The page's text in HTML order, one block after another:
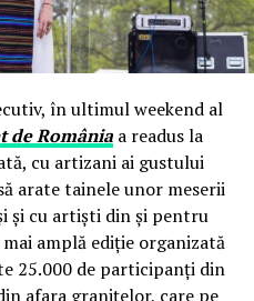
636 de ani de la prima
– terapie pentru trup şi
cursanți și include o
locomotorii,
un portofoliu cu
și o recomandare din
Compania își pune apoi
și parteneri industriali
a absolvenților.
acces”, spune Sorin
„Diferența dintre 17%
în ultimul weekend al
de Româniaa readus la
cu artizani ai gustului
arate tainele unor meserii
și cu artiști din și pentru
amplă ediție organizată
25.000 de participanți din
afara granițelor, care pe